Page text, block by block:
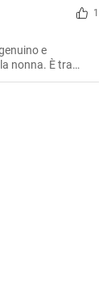
1
e
nonna. È tra
che regala grandi